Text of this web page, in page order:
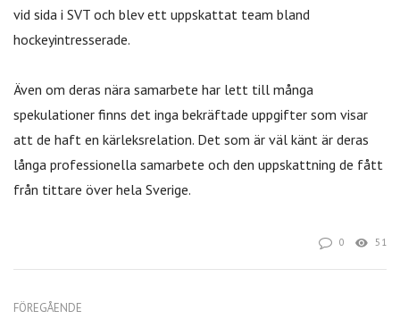
vid sida i SVT och blev ett uppskattat team bland
hockeyintresserade.
Även om deras nära samarbete har lett till många
spekulationer finns det inga bekräftade uppgifter som visar
att de haft en kärleksrelation. Det som är väl känt är deras
långa professionella samarbete och den uppskattning de fått
från tittare över hela Sverige.
0 51
FÖREGÅENDE